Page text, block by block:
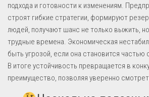
подхода и готовности к изменениям.
строят гибкие стратегии, формируют
людей, получают шанс не только выжить,
трудные времена. Экономическая
быть угрозой, если она становится частью
В итоге устойчивость превращается в
преимущество, позволяя уверенно